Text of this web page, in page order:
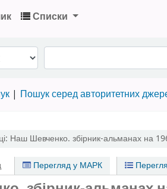
Списки
Пошук серед авторитетних
Наш Шевченко. збірник-альманах на
Перегляд у МАРК